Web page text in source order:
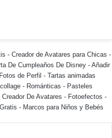
- Creador de Avatares para Chicas -
De Cumpleaños De Disney - Añadir
de Perfil - Tartas animadas
- Románticas - Pasteles
Creador De Avatares - Fotoefectos -
- Marcos para Niños y Bebés